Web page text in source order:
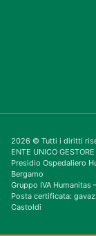
2026 © Tutti i diritti
ENTE UNICO
Presidio Ospedaliero
Bergamo
Gruppo IVA Humanitas
Posta certificata:
Castoldi